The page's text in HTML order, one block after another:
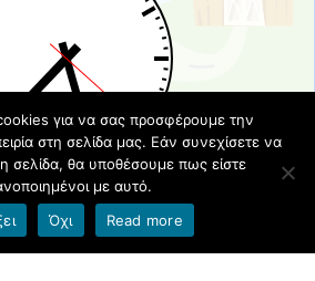
| Δήλωση προσβασιμότητας
για να σας προσφέρουμε την
στη σελίδα μας. Εάν συνεχίσετε να
σελίδα, θα υποθέσουμε πως είστε
με αυτό.
Όχι Read more